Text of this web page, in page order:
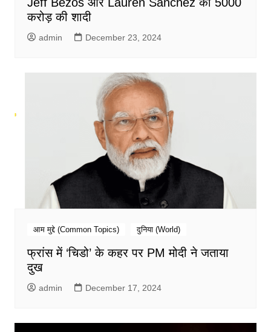
करोड़ की शादी
admin December 23, 2024
आम मुद्दे (Common Topics) दुनिया (World)
फ्रांस में ‘चिडो’ के कहर पर PM मोदी ने जताया
दुख
admin December 17, 2024